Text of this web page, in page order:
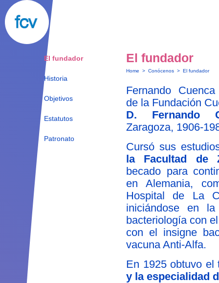
El fundador
Historia
Objetivos
Estatutos
Patronato
El fundador
Home > Conócenos > El fundador
Fernando
de la Fundación
D. Fernando
Zaragoza, 1906-
Cursó sus
la Facultad de
becado para
en Alemania,
Hospital de La
iniciándose en
bacteriología con
con el insigne
vacuna Anti-Alfa.
En 1925 obtuvo
y la especialidad